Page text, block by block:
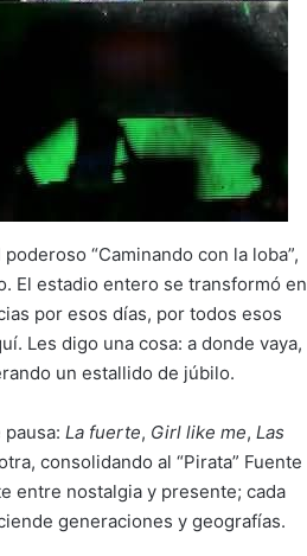
“Caminando con la loba”,
El estadio entero se transformó en
por esos días, por todos esos
Les digo una cosa: a donde vaya,
un estallido de júbilo.
La fuerte, Girl like me, Las
consolidando al “Pirata” Fuente
entre nostalgia y presente; cada
generaciones y geografías.